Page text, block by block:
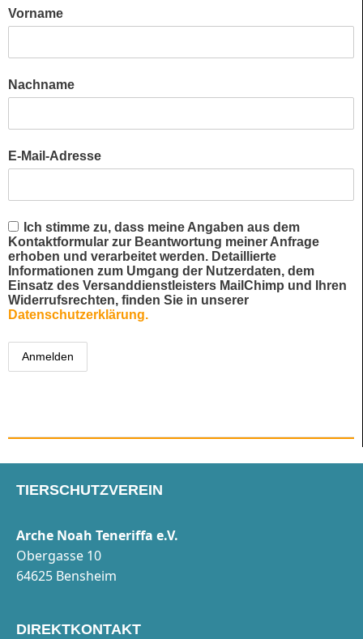
Vorname
Nachname
E-Mail-Adresse
Ich stimme zu, dass meine Angaben aus dem
Kontaktformular zur Beantwortung meiner Anfrage
erhoben und verarbeitet werden. Detaillierte
Informationen zum Umgang der Nutzerdaten, dem
Einsatz des Versanddienstleisters MailChimp und Ihren
Widerrufsrechten, finden Sie in unserer
Datenschutzerklärung.
TIERSCHUTZVEREIN
Arche Noah Teneriffa e.V.
Obergasse 10
64625 Bensheim
DIREKTKONTAKT